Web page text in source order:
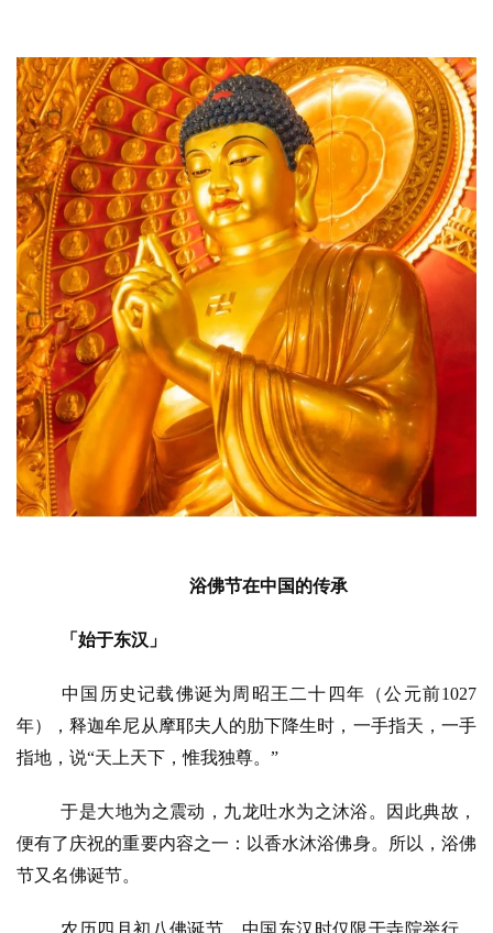
浴佛节在中国的传承
「始于东汉」
中国历史记载佛诞为周昭王二十四年（公元前1027
年），释迦牟尼从摩耶夫人的肋下降生时，一手指天，一手
指地，说“天上天下，惟我独尊。”
于是大地为之震动，九龙吐水为之沐浴。因此典故，
便有了庆祝的重要内容之一：以香水沐浴佛身。所以，浴佛
节又名佛诞节。